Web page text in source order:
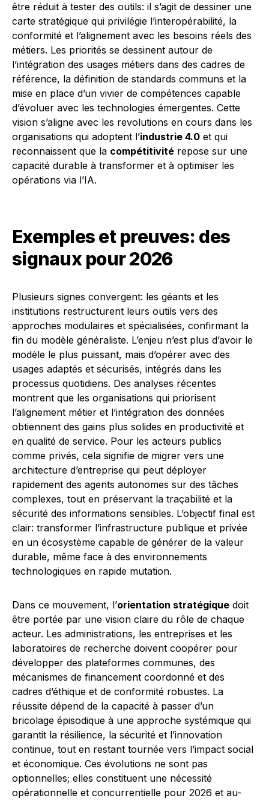
être réduit à tester des outils: il s’agit de dessiner une
carte stratégique qui privilégie l’interopérabilité, la
conformité et l’alignement avec les besoins réels des
métiers. Les priorités se dessinent autour de
l’intégration des usages métiers dans des cadres de
référence, la définition de standards communs et la
mise en place d’un vivier de compétences capable
d’évoluer avec les technologies émergentes. Cette
vision s’aligne avec les revolutions en cours dans les
organisations qui adoptent l’industrie 4.0 et qui
reconnaissent que la compétitivité repose sur une
capacité durable à transformer et à optimiser les
opérations via l’IA.
Exemples et preuves: des
signaux pour 2026
Plusieurs signes convergent: les géants et les
institutions restructurent leurs outils vers des
approches modulaires et spécialisées, confirmant la
fin du modèle généraliste. L’enjeu n’est plus d’avoir le
modèle le plus puissant, mais d’opérer avec des
usages adaptés et sécurisés, intégrés dans les
processus quotidiens. Des analyses récentes
montrent que les organisations qui priorisent
l’alignement métier et l’intégration des données
obtiennent des gains plus solides en productivité et
en qualité de service. Pour les acteurs publics
comme privés, cela signifie de migrer vers une
architecture d’entreprise qui peut déployer
rapidement des agents autonomes sur des tâches
complexes, tout en préservant la traçabilité et la
sécurité des informations sensibles. L’objectif final est
clair: transformer l’infrastructure publique et privée
en un écosystème capable de générer de la valeur
durable, même face à des environnements
technologiques en rapide mutation.
Dans ce mouvement, l’orientation stratégique doit
être portée par une vision claire du rôle de chaque
acteur. Les administrations, les entreprises et les
laboratoires de recherche doivent coopérer pour
développer des plateformes communes, des
mécanismes de financement coordonné et des
cadres d’éthique et de conformité robustes. La
réussite dépend de la capacité à passer d’un
bricolage épisodique à une approche systémique qui
garantit la résilience, la sécurité et l’innovation
continue, tout en restant tournée vers l’impact social
et économique. Ces évolutions ne sont pas
optionnelles; elles constituent une nécessité
opérationnelle et concurrentielle pour 2026 et au-